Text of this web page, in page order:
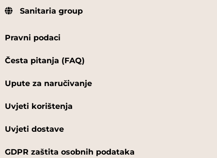
Sanitaria group
Pravni podaci
Česta pitanja (FAQ)
Upute za naručivanje
Uvjeti korištenja
Uvjeti dostave
GDPR zaštita osobnih podataka